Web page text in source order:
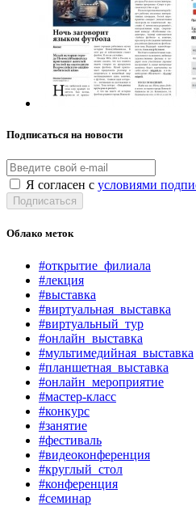
Подписаться на новости
Я согласен с условиями
Подписаться
Облако меток
#открытие_филиала
#лекция
#выставка
#виртуальная_выставка
#виртуальный_тур
#онлайн_выставка
#мультимедийная_выставка
#планшетная_выставка
#онлайн_мероприятие
#мастер-класс
#конкурс
#занятие
#фестиваль
#видеоконференция
#круглый_стол
#конференция
#семинар